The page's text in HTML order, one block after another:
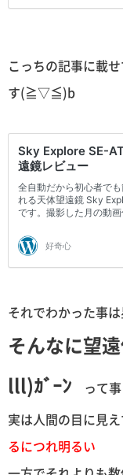
こっちの記事に載
す(≧▽≦)b
それでわかった事
そんなに望
lll)ｶﾞｰﾝ って事
実は人間の目に見
るにつれ明るい